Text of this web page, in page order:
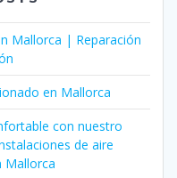
Mallorca | Reparación
en Mallorca
con nuestro
de aire
Mallorca